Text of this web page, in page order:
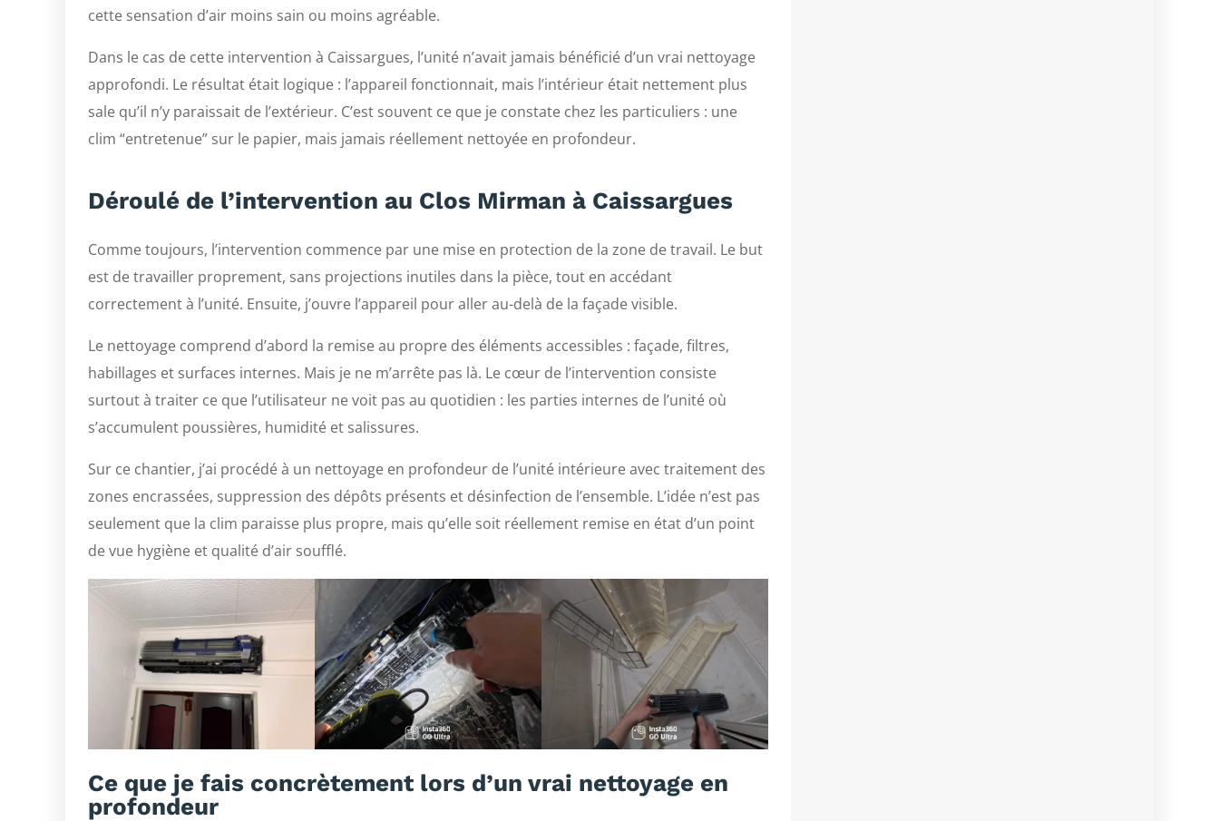
cette sensation d’air moins sain ou moins agréable.
Dans le cas de cette intervention à Caissargues, l’unité n’avait jamais bénéficié d’un vrai nettoyage
approfondi. Le résultat était logique : l’appareil fonctionnait, mais l’intérieur était nettement plus
sale qu’il n’y paraissait de l’extérieur. C’est souvent ce que je constate chez les particuliers : une
clim “entretenue” sur le papier, mais jamais réellement nettoyée en profondeur.
Déroulé de l’intervention au Clos Mirman à Caissargues
Comme toujours, l’intervention commence par une mise en protection de la zone de travail. Le but
est de travailler proprement, sans projections inutiles dans la pièce, tout en accédant
correctement à l’unité. Ensuite, j’ouvre l’appareil pour aller au-delà de la façade visible.
Le nettoyage comprend d’abord la remise au propre des éléments accessibles : façade, filtres,
habillages et surfaces internes. Mais je ne m’arrête pas là. Le cœur de l’intervention consiste
surtout à traiter ce que l’utilisateur ne voit pas au quotidien : les parties internes de l’unité où
s’accumulent poussières, humidité et salissures.
Sur ce chantier, j’ai procédé à un nettoyage en profondeur de l’unité intérieure avec traitement des
zones encrassées, suppression des dépôts présents et désinfection de l’ensemble. L’idée n’est pas
seulement que la clim paraisse plus propre, mais qu’elle soit réellement remise en état d’un point
de vue hygiène et qualité d’air soufflé.
Ce que je fais concrètement lors d’un vrai nettoyage en
profondeur